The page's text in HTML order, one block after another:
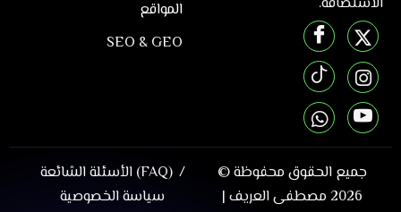
المواقع
SEO & GEO
جميع الحقوق محفوظة ©
2026 مصطفى العريف |
الأسئلة الشائعة (FAQ)
سياسة الخصوصية